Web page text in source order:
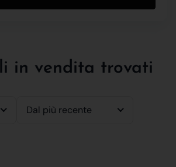
in vendita trovati
Dal più recente